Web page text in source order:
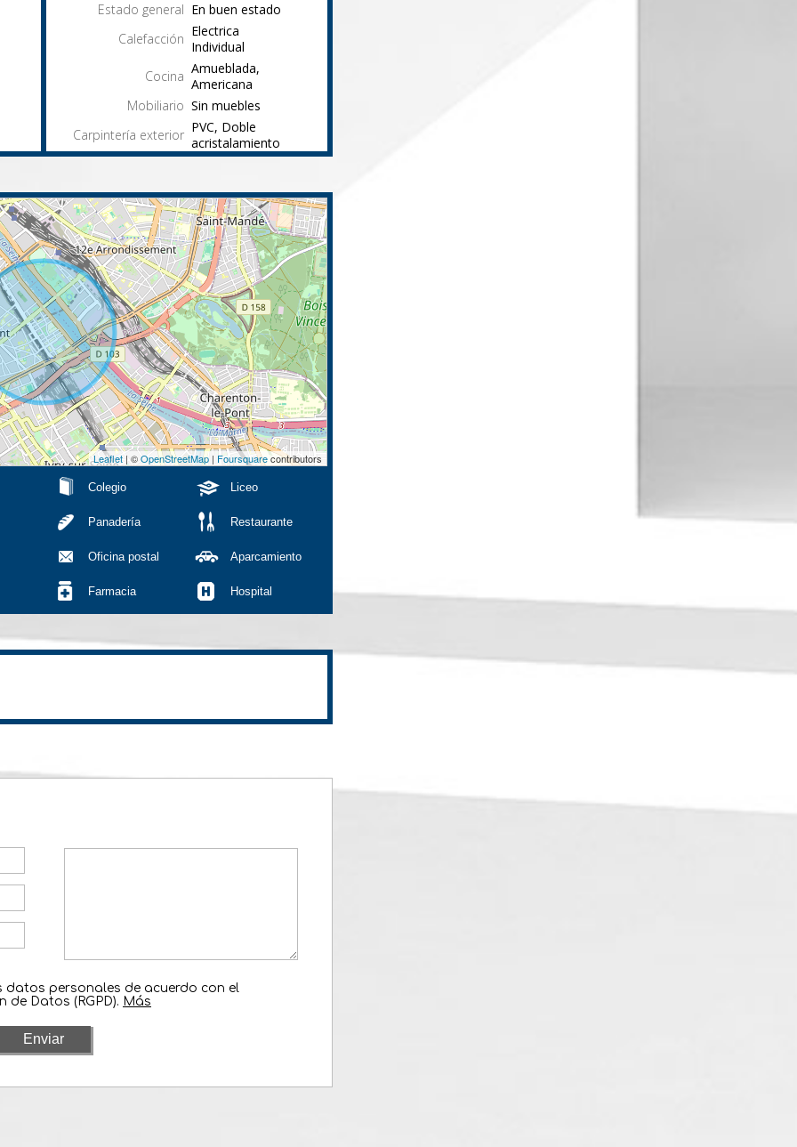
Estado general En buen estado
Calefacción Electrica
Individual
Cocina Amueblada,
Americana
Mobiliario Sin muebles
Carpintería exterior PVC, Doble
acristalamiento
Trastero Sí
Piscina No
Leaflet | ©OpenStreetMap | Foursquarecontributors
Colegio Liceo
Panadería Restaurante
Oficina postal Aparcamiento
Farmacia Hospital
datos personales de acuerdo con el
de Datos (RGPD). Más